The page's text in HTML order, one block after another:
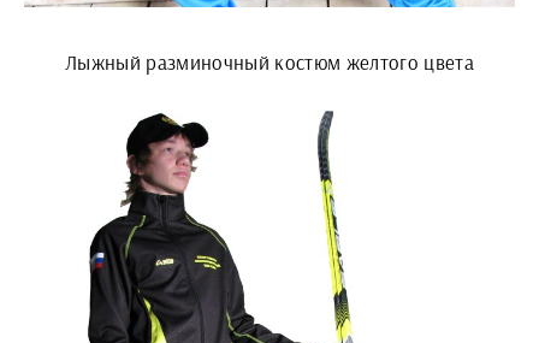
Лыжный разминочный костюм желтого цвета